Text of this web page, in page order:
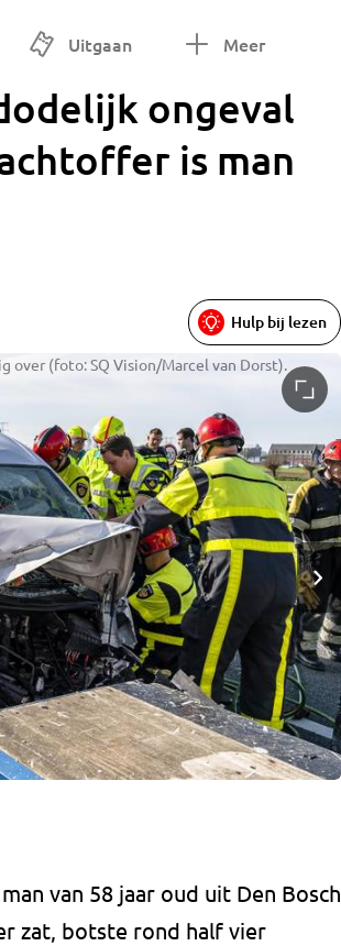
Uitgaan Meer
ongeval
is man
over (foto: SQ Vision/Marcel van Dorst).
Hulp bij lezen
van 58 jaar oud uit Den Bosch
zat, botste rond half vier